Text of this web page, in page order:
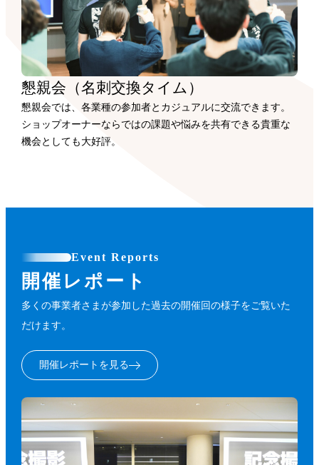
懇親会（名刺交換タイム）
懇親会では、各業種の参加者とカジュアルに交流できます。
ショップオーナーならではの課題や悩みを共有できる貴重な
機会としても大好評。
Event Reports
開催レポート
多くの事業者さまが参加した過去の開催回の様子をご覧いた
だけます。
開催レポートを見る